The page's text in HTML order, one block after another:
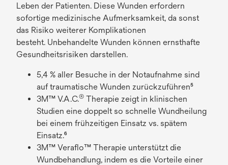
Leben der Patienten. Diese Wunden erfordern
sofortige medizinische Aufmerksamkeit, da sonst
das Risiko weiterer Komplikationen
besteht. Unbehandelte Wunden können ernsthafte
Gesundheitsrisiken darstellen.
5,4 % aller Besuche in der Notaufnahme sind
auf traumatische Wunden zurückzuführen⁵
3M™ V.A.C.® Therapie zeigt in klinischen
Studien eine doppelt so schnelle Wundheilung
bei einem frühzeitigen Einsatz vs. spätem
Einsatz.⁶
3M™ Veraflo™ Therapie unterstützt die
Wundbehandlung, indem es die Vorteile einer